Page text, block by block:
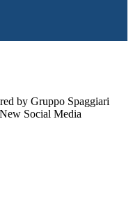
by Gruppo Spaggiari
Social Media